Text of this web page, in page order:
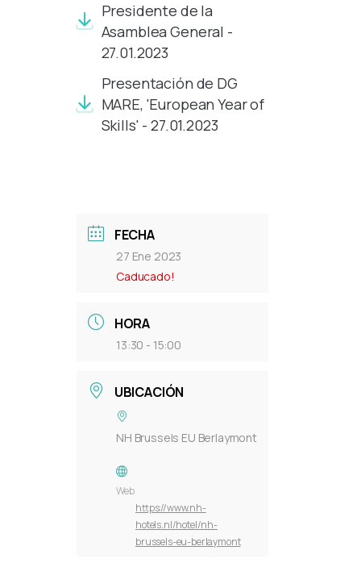
Presidente de la
Asamblea General -
27.01.2023
Presentación de DG
MARE, 'European Year of
Skills' - 27.01.2023
FECHA
27 Ene 2023
Caducado!
HORA
13:30 - 15:00
UBICACIÓN
NH Brussels EU Berlaymont
Web
https://www.nh-
hotels.nl/hotel/nh-
brussels-eu-berlaymont